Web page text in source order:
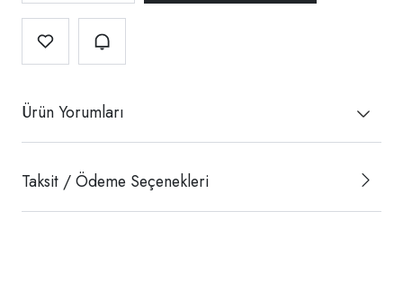
Ürün Yorumları
Taksit / Ödeme Seçenekleri